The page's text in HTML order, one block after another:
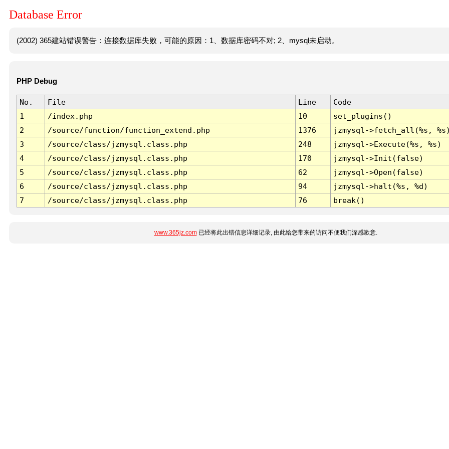
Database Error
(2002) 365建站错误警告：连接数据库失败，可能的原因：1、数据库密码不对; 2、mysql未启动。
PHP Debug
No. File Line
Code
1
/index.php 10
set_plugins()
2
/source/function/function_extend.php 1376
jzmysql->fetch_all(%s,
3
/source/class/jzmysql.class.php 248
jzmysql->Execute(%s, %s)
4
/source/class/jzmysql.class.php 170
jzmysql->Init(false)
5
/source/class/jzmysql.class.php 62
jzmysql->Open(false)
6
/source/class/jzmysql.class.php 94
jzmysql->halt(%s, %d)
7
/source/class/jzmysql.class.php 76 break()
www.365jz.com已经将此出错信息详细记录, 由此给您带来的访问不便我们深感歉意.